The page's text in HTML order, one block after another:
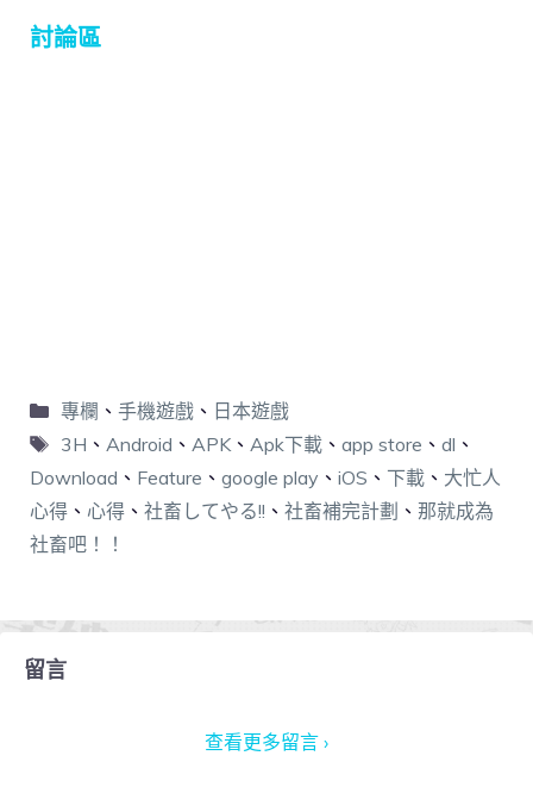
討論區
專欄 、 手機遊戲、 日本遊戲
3H 、 Android 、 APK、 Apk下載、 app store 、 dl 、
Download 、 Feature 、 google play 、 iOS 、 下載 、 大忙人
心得 、 心得 、 社畜してやる!! 、 社畜補完計劃 、 那就成為
社畜吧！！
留言
查看更多留言 ›